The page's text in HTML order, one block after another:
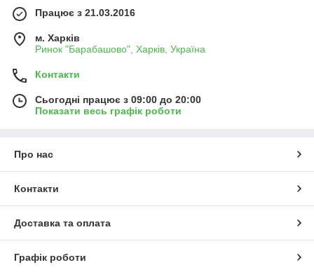
Працює з 21.03.2016
м. Харків
Ринок "Барабашово", Харків, Україна
Контакти
Сьогодні працює з 09:00 до 20:00
Показати весь графік роботи
Про нас
Контакти
Доставка та оплата
Графік роботи